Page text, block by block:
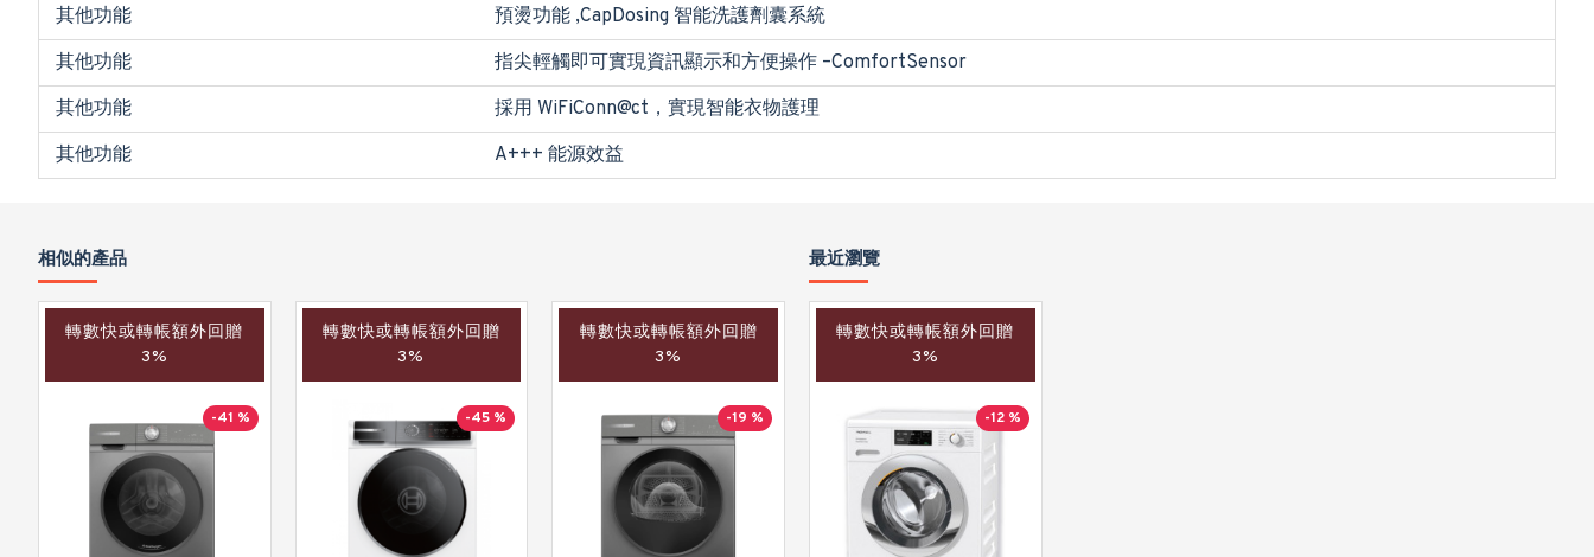
其他功能
預燙功能 ,CapDosing 智能洗護劑囊系統
其他功能
指尖輕觸即可實現資訊顯示和方便操作 –ComfortSensor
其他功能
採用 WiFiConn@ct，實現智能衣物護理
其他功能
A+++ 能源效益
相似的產品
轉數快或轉帳額外回贈
3%
-41 %
轉數快或轉帳額外回贈
3%
-45 %
轉數快或轉帳額外回贈
3%
-19 %
最近瀏覽
轉數快或轉帳額外回贈
3%
-12 %